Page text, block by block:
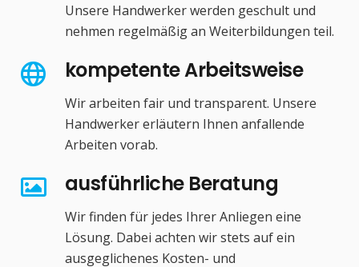
Unsere Handwerker werden geschult und
nehmen regelmäßig an Weiterbildungen teil.
kompetente Arbeitsweise
Wir arbeiten fair und transparent. Unsere
Handwerker erläutern Ihnen anfallende
Arbeiten vorab.
ausführliche Beratung
Wir finden für jedes Ihrer Anliegen eine
Lösung. Dabei achten wir stets auf ein
ausgeglichenes Kosten- und